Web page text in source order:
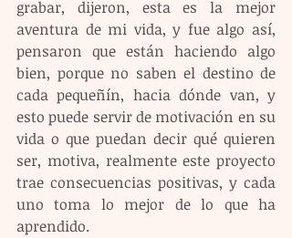
grabar, dijeron, esta es la mejor
aventura de mi vida, y fue algo así,
pensaron que están haciendo algo
bien, porque no saben el destino de
cada pequeñín, hacia dónde van, y
esto puede servir de motivación en su
vida o que puedan decir qué quieren
ser, motiva, realmente este proyecto
trae consecuencias positivas, y cada
uno toma lo mejor de lo que ha
aprendido.